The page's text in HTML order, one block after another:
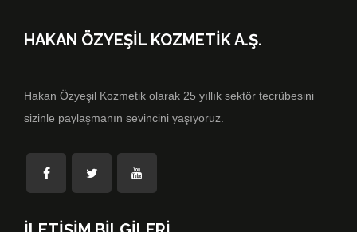
HAKAN ÖZYEŞİL KOZMETİK A.Ş.
Hakan Özyeşil Kozmetik olarak 25 yıllık sektör tecrübesini
sizinle paylaşmanın sevincini yaşıyoruz.